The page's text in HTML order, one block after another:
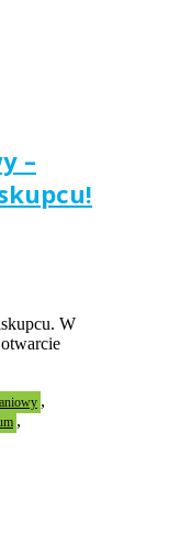
–
W
,
,